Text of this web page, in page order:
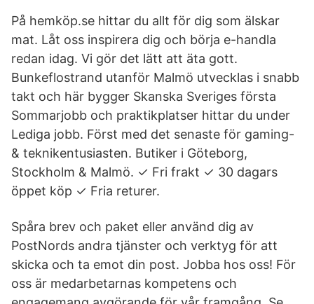
På hemköp.se hittar du allt för dig som älskar
mat. Låt oss inspirera dig och börja e-handla
redan idag. Vi gör det lätt att äta gott.
Bunkeflostrand utanför Malmö utvecklas i snabb
takt och här bygger Skanska Sveriges första
Sommarjobb och praktikplatser hittar du under
Lediga jobb. Först med det senaste för gaming-
& teknikentusiasten. Butiker i Göteborg,
Stockholm & Malmö. ✓ Fri frakt ✓ 30 dagars
öppet köp ✓ Fria returer.
Spåra brev och paket eller använd dig av
PostNords andra tjänster och verktyg för att
skicka och ta emot din post. Jobba hos oss! För
oss är medarbetarnas kompetens och